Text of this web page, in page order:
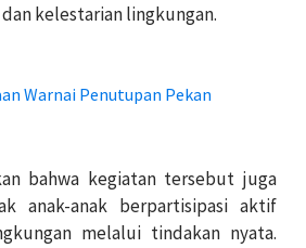
kelestarian lingkungan.
Warnai Penutupan Pekan
bahwa kegiatan tersebut juga
anak-anak berpartisipasi aktif
melalui tindakan nyata.